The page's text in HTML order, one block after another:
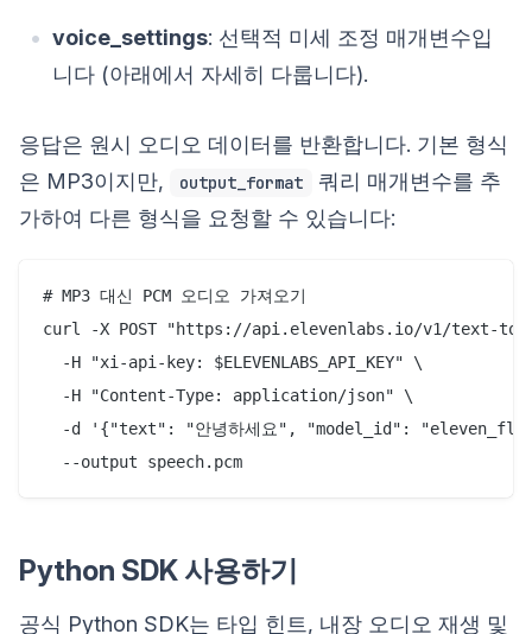
voice_settings: 선택적 미세 조정 매개변수입
니다 (아래에서 자세히 다룹니다).
응답은 원시 오디오 데이터를 반환합니다. 기본 형식
은 MP3이지만,
output_format
쿼리 매개변수를 추
가하여 다른 형식을 요청할 수 있습니다:
# MP3 대신 PCM 오디오 가져오기
curl -X POST "https://api.elevenlabs.io/v1/text-to-
  -H "xi-api-key: $ELEVENLABS_API_KEY" \
  -H "Content-Type: application/json" \
-d '{"text": "안녕하세요", "model_id":
Python SDK 사용하기
공식 Python SDK는 타입 힌트, 내장 오디오 재생 및